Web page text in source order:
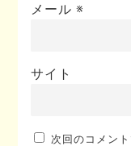
メール※
サイト
次回のコメン